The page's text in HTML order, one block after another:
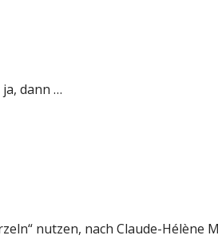
dann …
nutzen, nach Claude-